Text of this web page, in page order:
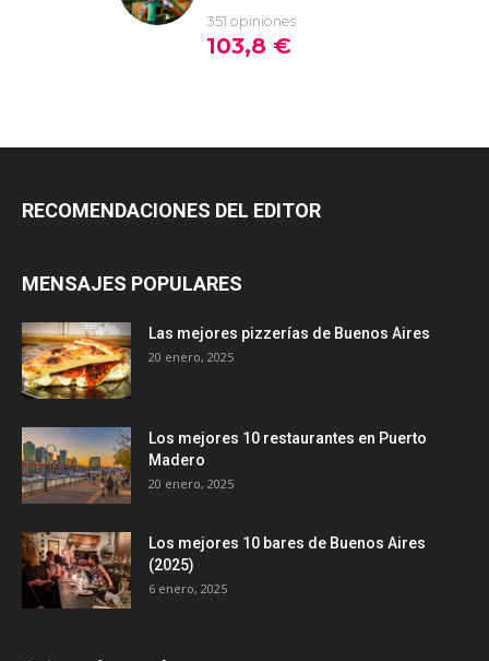
RECOMENDACIONES DEL EDITOR
MENSAJES POPULARES
Las mejores pizzerías de Buenos Aires
20 enero, 2025
Los mejores 10 restaurantes en Puerto
Madero
20 enero, 2025
Los mejores 10 bares de Buenos Aires
(2025)
6 enero, 2025